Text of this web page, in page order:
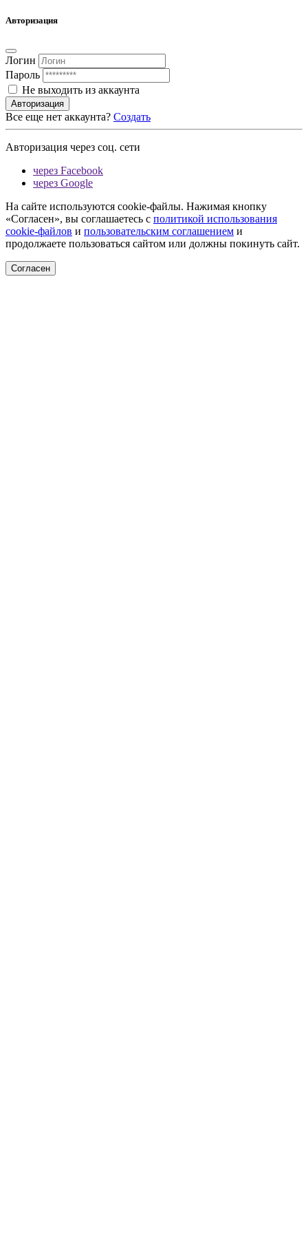
Авторизация
Логин
Пароль
Не выходить из аккаунта
Авторизация
Все еще нет аккаунта? Создать
Авторизация через соц. сети
через Facebook
через Google
На сайте используются cookie-файлы. Нажимая кнопку
«Согласен», вы соглашаетесь с политикой использования
cookie-файлов и пользовательским соглашением и
продолжаете пользоваться сайтом или должны покинуть сайт.
Согласен